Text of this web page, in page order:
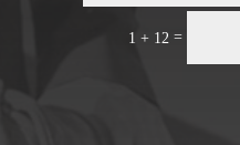
1 + 12 =